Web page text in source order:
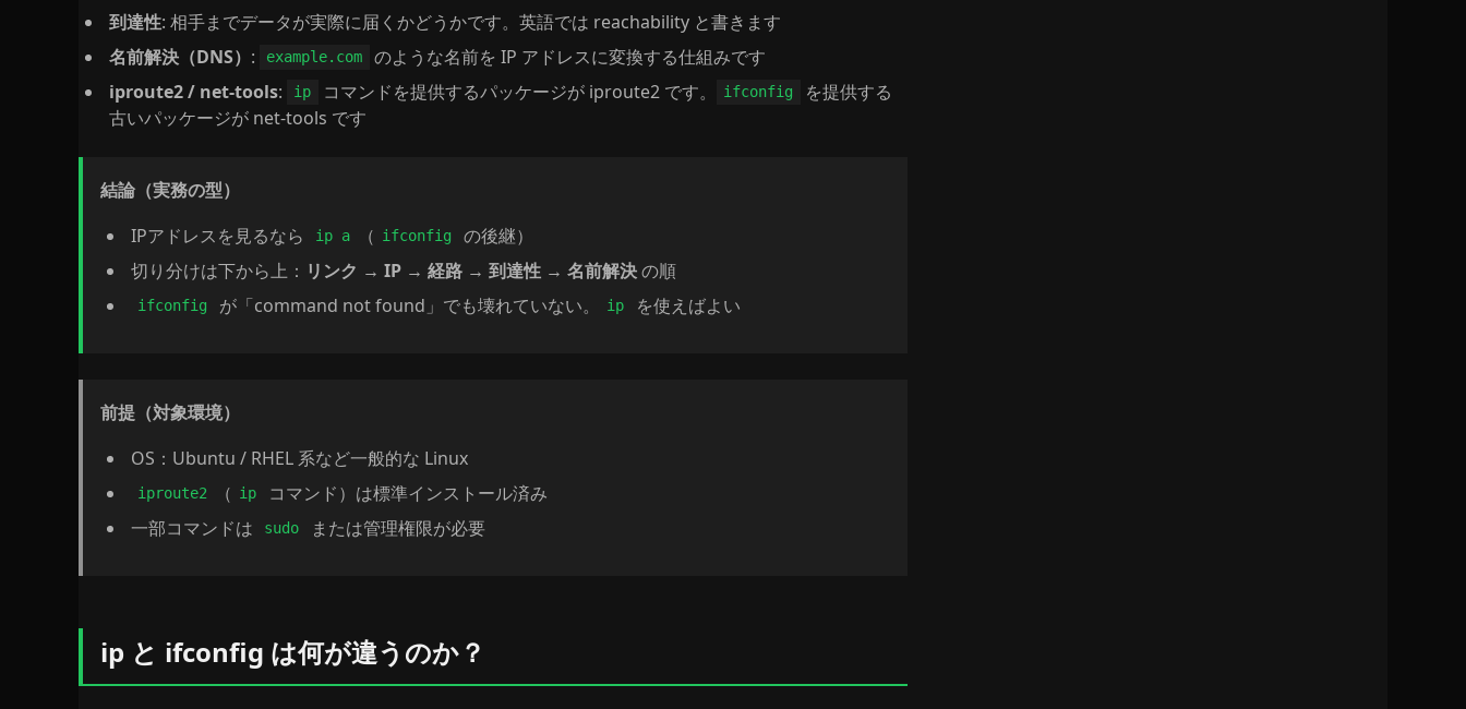
到達性: 相手までデータが実際に届くかどうかです。英語では reachability と書きます
名前解決（DNS） : example.com
のような名前を IP アドレスに変換する仕組みです
iproute2 / net-tools: ip コマンドを提供するパッケージが iproute2 です。 ifconfig
を提供する
古いパッケージが net-tools です
結論（実務の型）
IPアドレスを見るなら
ip a （ ifconfig
の後継）
切り分けは下から上： リンク → IP → 経路 → 到達性 → 名前解決の順
ifconfig が「command not found」でも壊れていない。 ip を使えばよい
前提（対象環境）
OS：Ubuntu / RHEL 系など一般的な Linux
iproute2 （ ip
コマンド）は標準インストール済み
一部コマンドは
sudo または管理権限が必要
ip と ifconfig は何が違うのか？